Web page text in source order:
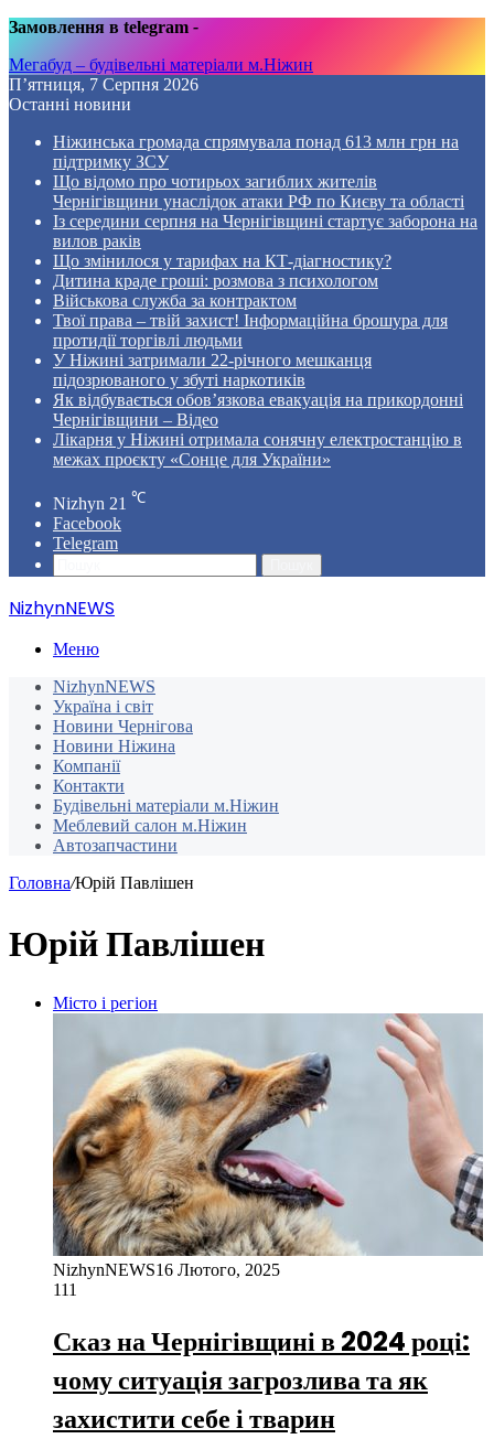
Замовлення в telegram -
Мегабуд – будівельні матеріали м.Ніжин
П’ятниця, 7 Серпня 2026
Останні новини
Ніжинська громада спрямувала понад 613 млн грн на
підтримку ЗСУ
Що відомо про чотирьох загиблих жителів
Чернігівщини унаслідок атаки РФ по Києву та області
Із середини серпня на Чернігівщині стартує заборона на
вилов раків
Що змінилося у тарифах на КТ-діагностику?
Дитина краде гроші: розмова з психологом
Військова служба за контрактом
Твої права – твій захист! Інформаційна брошура для
протидії торгівлі людьми
У Ніжині затримали 22-річного мешканця
підозрюваного у збуті наркотиків
Як відбувається обов’язкова евакуація на прикордонні
Чернігівщини – Відео
Лікарня у Ніжині отримала сонячну електростанцію в
межах проєкту «Сонце для України»
Nizhyn 21 ℃
Facebook
Telegram
NizhynNEWS
Меню
NizhynNEWS
Україна і світ
Новини Чернігова
Новини Ніжина
Компанії
Контакти
Будівельні матеріали м.Ніжин
Меблевий салон м.Ніжин
Автозапчастини
Головна/Юрій Павлішен
Юрій Павлішен
Місто і регіон
NizhynNEWS16 Лютого, 2025
111
Сказ на Чернігівщині в 2024 році:
чому ситуація загрозлива та як
захистити себе і тварин